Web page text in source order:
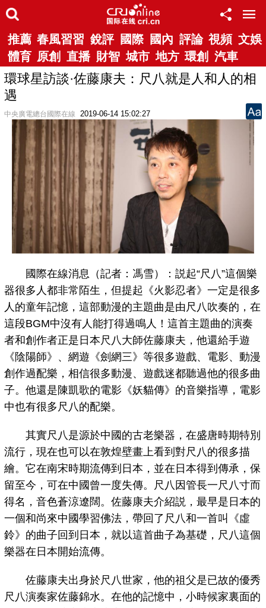
推薦 春風習習 銳評 國際 國內 評論 視頻 文娛
體育 原創 直播 財智 城市 地方 環創 汽車
環球星訪談·佐藤康夫：尺八就是人和人的相
遇
中央廣電總台國際在線 2019-06-14 15:02:27
國際在線消息（記者：馮雪）：説起“尺八”這個樂
器很多人都非常陌生，但提起《火影忍者》一定是很多
人的童年記憶，這部動漫的主題曲是由尺八吹奏的，在
這段BGM中沒有人能打得過鳴人！這首主題曲的演奏
者和創作者正是日本尺八大師佐藤康夫，他還給手遊
《陰陽師》、網遊《劍網三》等很多遊戲、電影、動漫
創作過配樂，相信很多動漫、遊戲迷都聽過他的很多曲
子。他還是陳凱歌的電影《妖貓傳》的音樂指導，電影
中也有很多尺八的配樂。
其實尺八是源於中國的古老樂器，在盛唐時期特別
流行，現在也可以在敦煌壁畫上看到對尺八的很多描
繪。它在南宋時期流傳到日本，並在日本得到傳承，保
留至今，可在中國曾一度失傳。尺八因管長一尺八寸而
得名，音色蒼涼遼闊。佐藤康夫介紹説，最早是日本的
一個和尚來中國學習佛法，帶回了尺八和一首叫《虛
鈴》的曲子回到日本，就以這首曲子為基礎，尺八這個
樂器在日本開始流傳。
佐藤康夫出身於尺八世家，他的祖父是已故的優秀
尺八演奏家佐藤錦水。在他的記憶中，小時候家裏面的